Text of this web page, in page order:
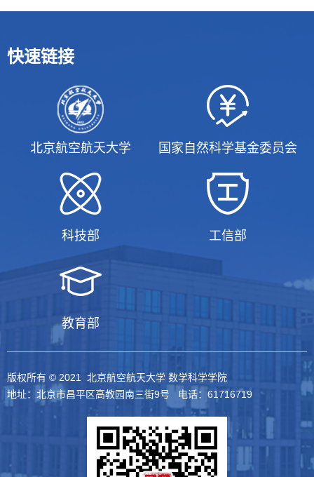
快速链接
北京航空航天大学 国家自然科学基金委员会
科技部 工信部
教育部
版权所有 © 2021 北京航空航天大学 数学科学学院
地址：北京市昌平区高教园南三街9号 电话：61716719